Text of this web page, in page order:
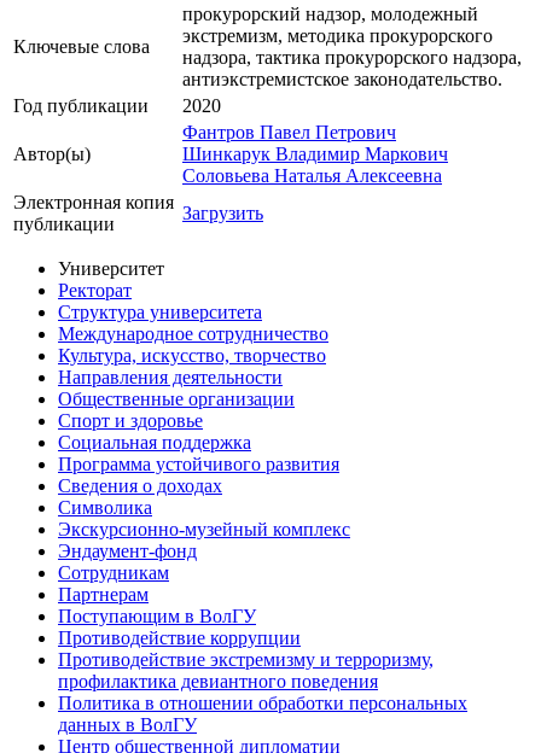
Ключевые cлова
прокурорский надзор, молодежный
экстремизм, методика прокурорского
надзора, тактика прокурорского надзора,
антиэкстремистское законодательство.
Год публикации
2020
Автор(ы)
Фантров Павел Петрович
Шинкарук Владимир Маркович
Соловьева Наталья Алексеевна
Электронная копия
публикации
Загрузить
Университет
Ректорат
Структура университета
Международное сотрудничество
Культура, искусство, творчество
Направления деятельности
Общественные организации
Спорт и здоровье
Социальная поддержка
Программа устойчивого развития
Сведения о доходах
Символика
Экскурсионно-музейный комплекс
Эндаумент-фонд
Сотрудникам
Партнерам
Поступающим в ВолГУ
Противодействие коррупции
Противодействие экстремизму и терроризму,
профилактика девиантного поведения
Политика в отношении обработки персональных
данных в ВолГУ
Центр общественной дипломатии